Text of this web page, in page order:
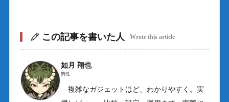
この記事を書いた人 Wrote this article
如月 翔也
男性
複雑なガジェットほど、わかりやすく。実